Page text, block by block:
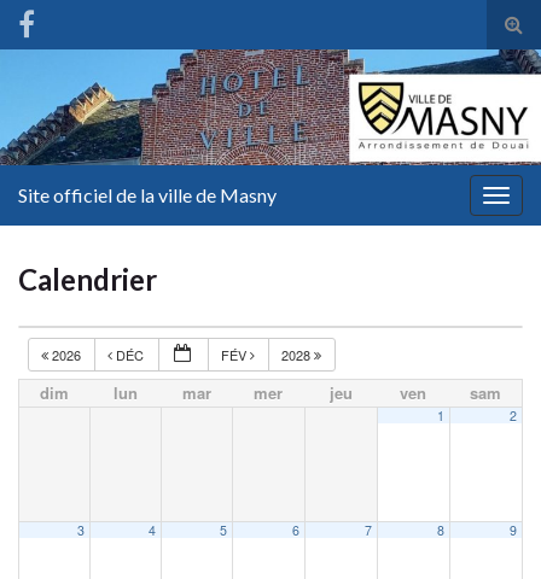
Site officiel de la ville de Masny
Calendrier
2026 DÉC FÉV 2028
dim lun mar mer jeu ven sam
1 2
3 4 5 6 7 8 9